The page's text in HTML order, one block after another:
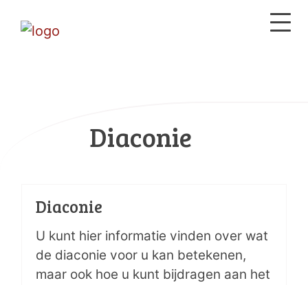
Diaconie
Diaconie
U kunt hier informatie vinden over wat
de diaconie voor u kan betekenen,
maar ook hoe u kunt bijdragen aan het